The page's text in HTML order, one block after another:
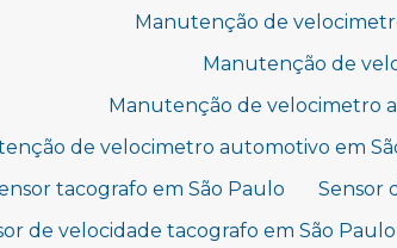
Manutenção de
Manutenção de
Manutenção de velocimetro
de velocimetro automotivo em
tacografo em São Paulo
Sensor
de velocidade tacografo em São Paulo